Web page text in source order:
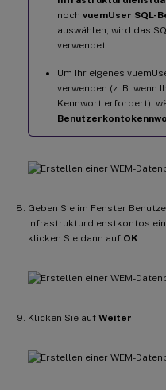
noch vuemUser
auswählen, wird das
verwendet.
Um Ihr eigenes
verwenden (z. B. wenn
Kennwort erfordert),
Geben Sie im Fenster
Infrastrukturdienstkontos
klicken Sie dann auf OK
Klicken Sie auf Weiter